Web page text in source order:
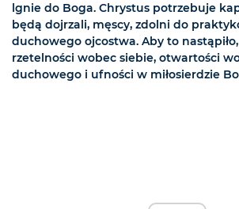
lgnie do Boga. Chrystus potrzebuje
będą dojrzali, męscy, zdolni do
duchowego ojcostwa. Aby to
rzetelności wobec siebie, otwartości
duchowego i ufności w miłosierdzie